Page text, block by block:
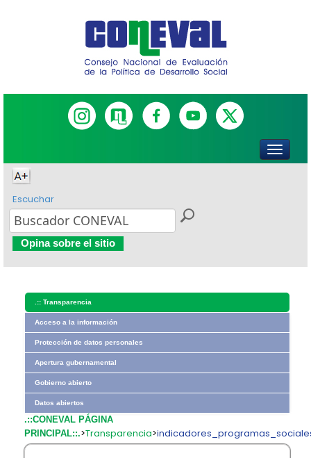
Escuchar
Opina sobre el sitio
.:: Transparencia
Acceso a la información
Protección de datos personales
Apertura gubernamental
Gobierno abierto
Datos abiertos
.::CONEVAL PÁGINA
PRINCIPAL::.>Transparencia>